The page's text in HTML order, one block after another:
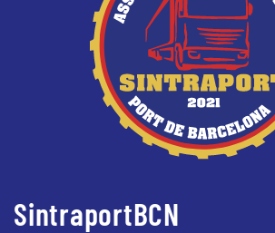
SintraportBCN